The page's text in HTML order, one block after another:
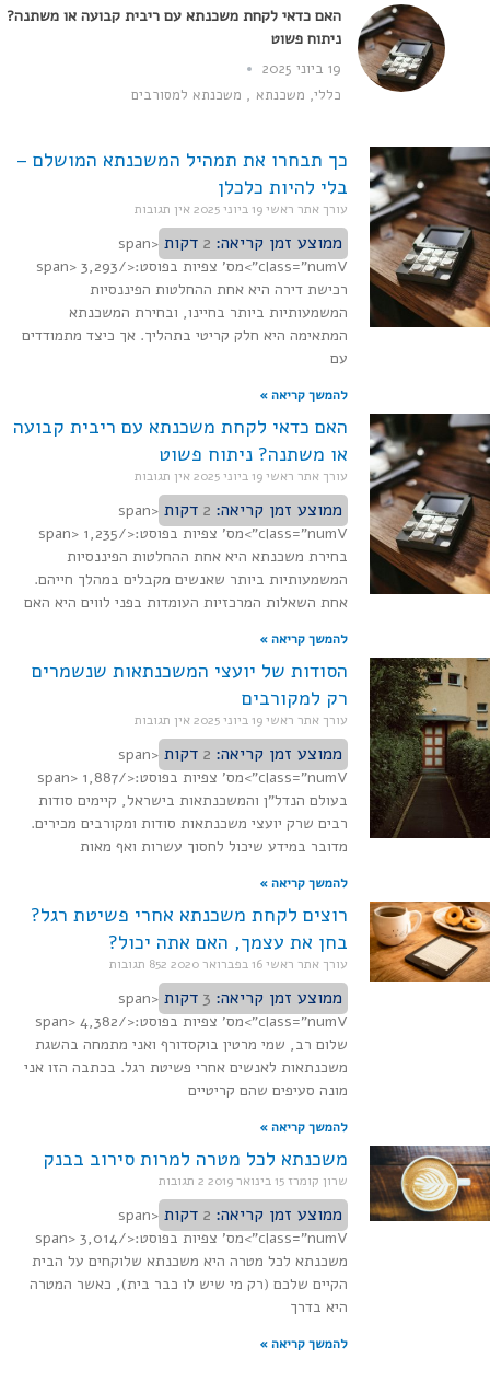
האם כדאי לקחת משכנתא עם ריבית קבועה או משתנה?
ניתוח פשוט
19 ביוני 2025
כללי,משכנתא , משכנתא למסורבים
כך תבחרו את תמהיל המשכנתא המושלם –
בלי להיות כלכלן
עורך אתר ראשי19 ביוני 2025 אין תגובות
ממוצע זמן קריאה:2 דקות
<span
class="numV">מס' צפיות בפוסט:</span> 3,293
רכישת דירה היא אחת ההחלטות הפיננסיות
המשמעותיות ביותר בחיינו, ובחירת המשכנתא
המתאימה היא חלק קריטי בתהליך. אך כיצד מתמודדים
עם
להמשך קריאה »
האם כדאי לקחת משכנתא עם ריבית קבועה
או משתנה? ניתוח פשוט
עורך אתר ראשי19 ביוני 2025 אין תגובות
ממוצע זמן קריאה:2 דקות
<span
class="numV">מס' צפיות בפוסט:</span> 1,235
בחירת משכנתא היא אחת ההחלטות הפיננסיות
המשמעותיות ביותר שאנשים מקבלים במהלך חייהם.
אחת השאלות המרכזיות העומדות בפני לווים היא האם
להמשך קריאה »
הסודות של יועצי המשכנתאות שנשמרים
רק למקורבים
עורך אתר ראשי19 ביוני 2025 אין תגובות
ממוצע זמן קריאה:2 דקות
<span
class="numV">מס' צפיות בפוסט:</span> 1,887
בעולם הנדל"ן והמשכנתאות בישראל, קיימים סודות
רבים שרק יועצי משכנתאות סודות ומקורבים מכירים.
מדובר במידע שיכול לחסוך עשרות ואף מאות
להמשך קריאה »
רוצים לקחת משכנתא אחרי פשיטת רגל?
בחן את עצמך, האם אתה יכול?
עורך אתר ראשי16 בפברואר 2020 852 תגובות
ממוצע זמן קריאה:3 דקות
<span
class="numV">מס' צפיות בפוסט:</span> 4,382
שלום רב, שמי מרטין בוקסדורף ואני מתמחה בהשגת
משכנתאות לאנשים אחרי פשיטת רגל. בכתבה הזו אני
מונה סעיפים שהם קריטיים
להמשך קריאה »
משכנתא לכל מטרה למרות סירוב בבנק
שרון קומרז15 בינואר 2019 2 תגובות
ממוצע זמן קריאה:2 דקות
<span
class="numV">מס' צפיות בפוסט:</span> 3,014
משכנתא לכל מטרה היא משכנתא שלוקחים על הבית
הקיים שלכם (רק מי שיש לו כבר בית), כאשר המטרה
היא בדרך
להמשך קריאה »